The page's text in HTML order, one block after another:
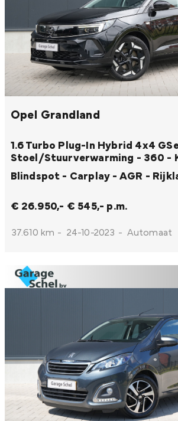
Opel Grandland
1.6 Turbo Plug-In Hybrid 4x4
Stoel/Stuurverwarming - 360 -
Blindspot - Carplay - AGR -
€ 26.950,- € 545,- p.m.
37.610 km - 24-10-2023 - Automaat